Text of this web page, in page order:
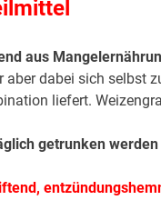
aus
dabei sich selbst
liefert.
getrunken